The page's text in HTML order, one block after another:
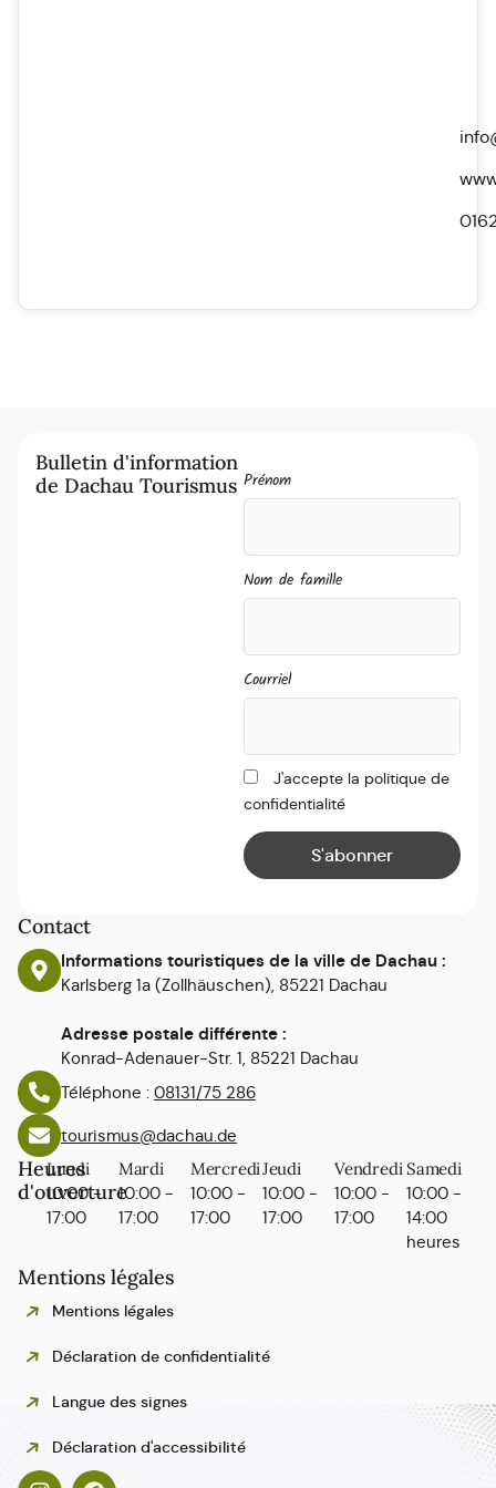
Contact
Informations touristiques de la ville de Dachau :
Karlsberg 1a (Zollhäuschen), 85221 Dachau
Adresse postale différente :
Konrad-Adenauer-Str. 1, 85221 Dachau
Téléphone : 08131/75 286
tourismus@dachau.de
Heures
d'ouverture
Lundi
10:00 -
17:00
Mardi
10:00 -
17:00
Mercredi
10:00 -
17:00
Jeudi
10:00 -
17:00
Vendredi
10:00 -
17:00
Samedi
10:00 -
14:00
heures
Mentions légales
Mentions légales
Déclaration de confidentialité
Langue des signes
Déclaration d'accessibilité
Bulletin d'information
de Dachau Tourismus Prénom
Nom de famille
Courriel
J'accepte la politique de
confidentialité
Español